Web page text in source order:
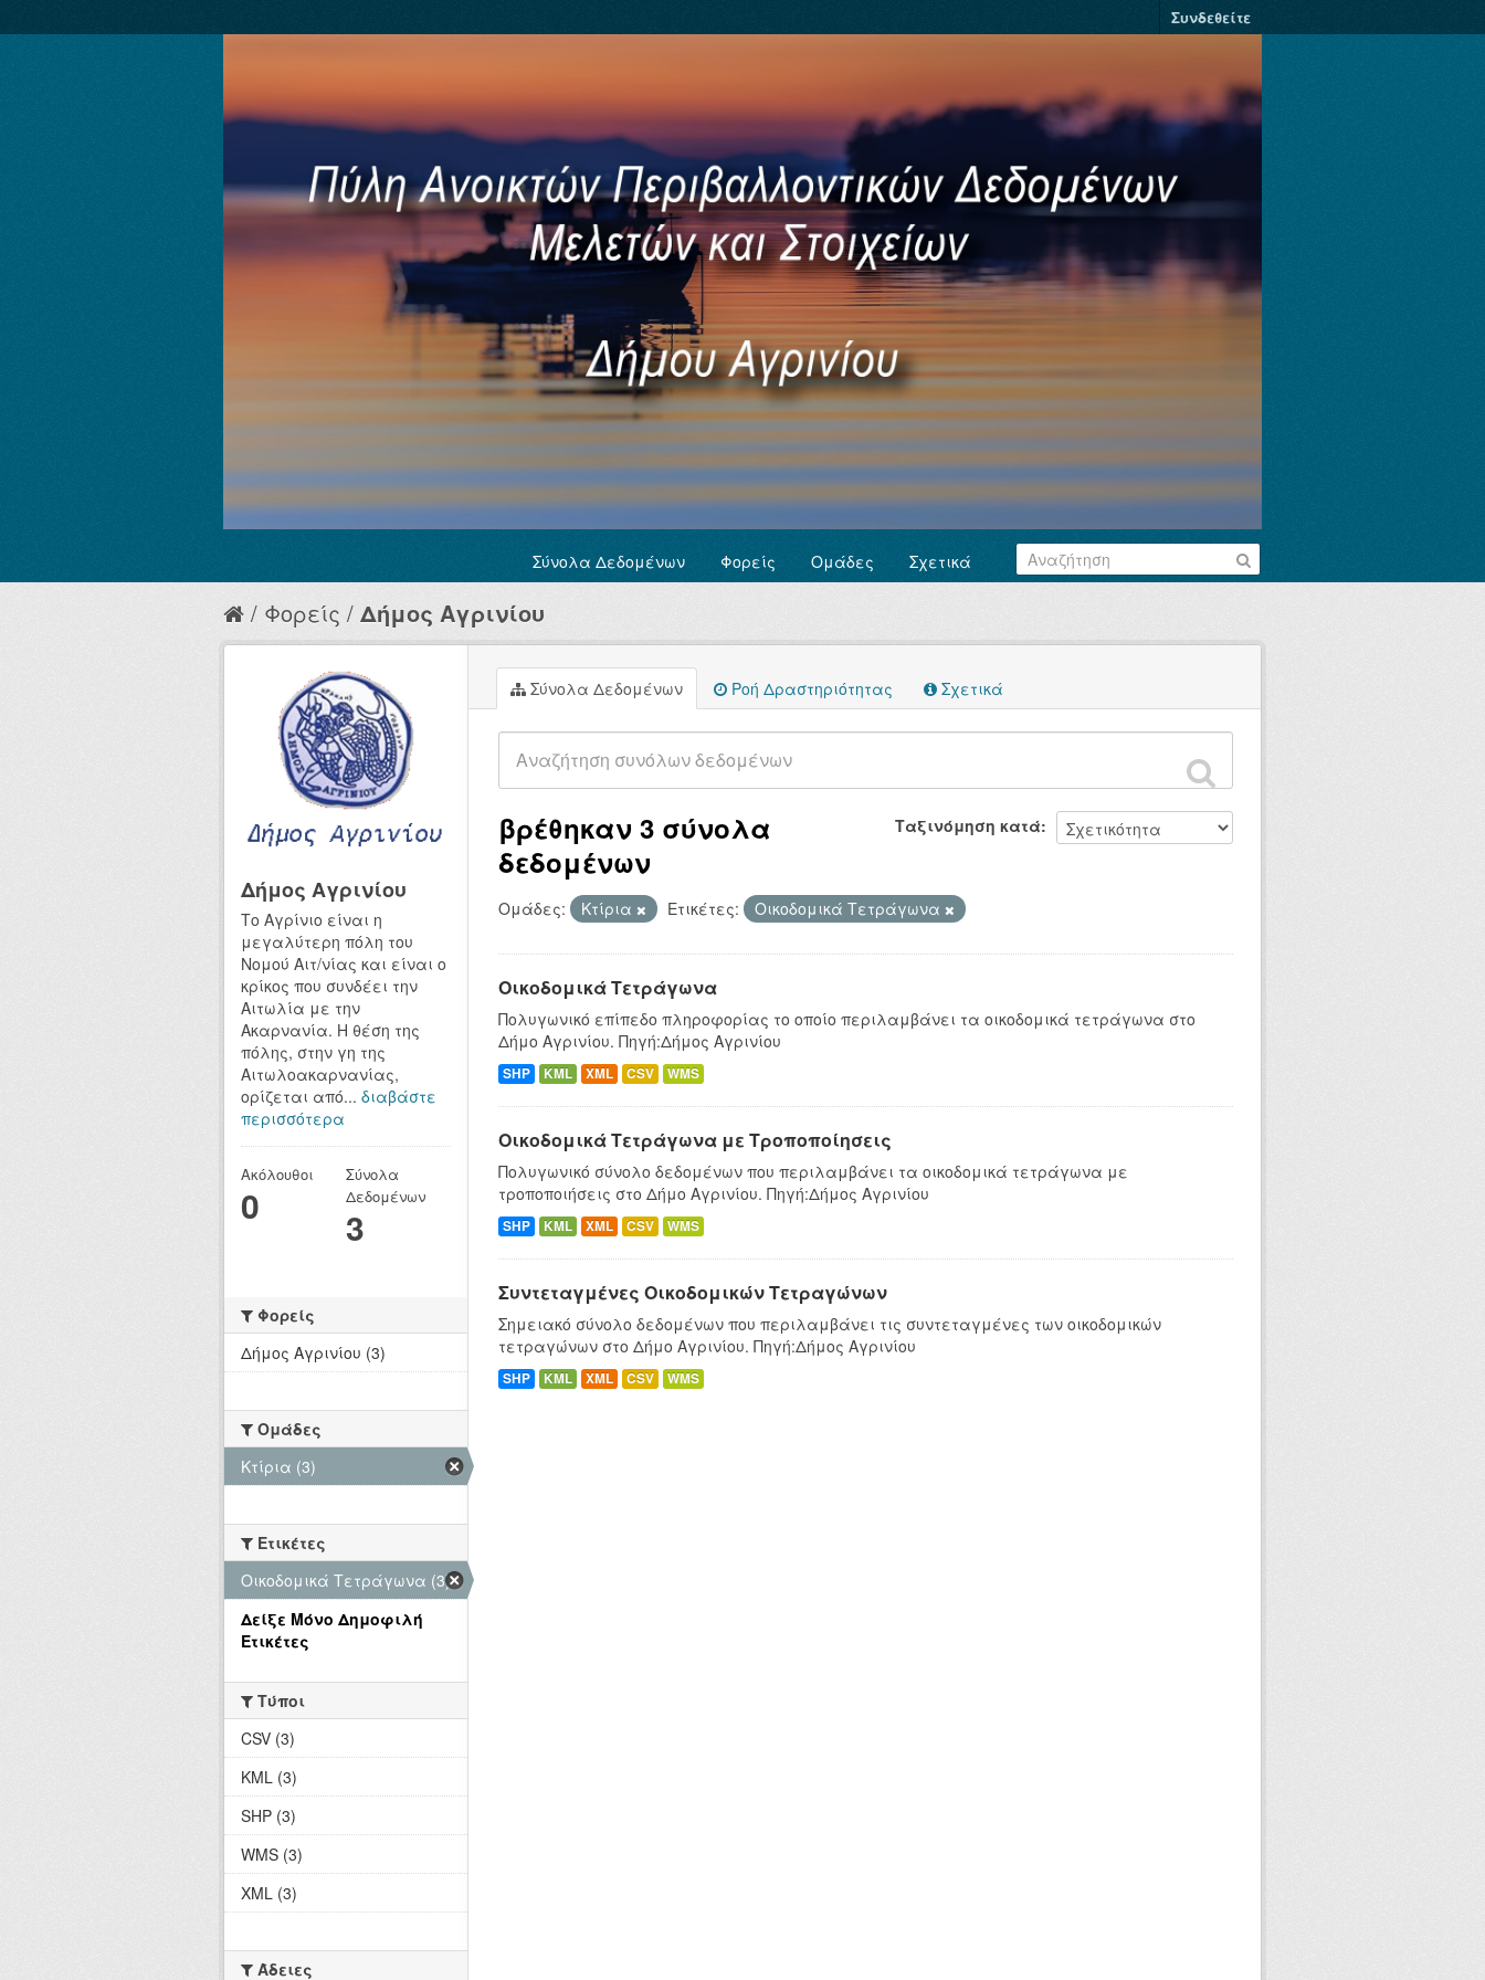
Συνδεθείτε
Σύνολα Δεδομένων Φορείς Ομάδες Σχετικά
Φορείς Δήμος Αγρινίου
Σύνολα Δεδομένων Ροή Δραστηριότητας Σχετικά
Ταξινόμηση κατά
βρέθηκαν 3 σύνολα
δεδομένων
Ομάδες: Κτίρια Ετικέτες: Οικοδομικά Τετράγωνα
Οικοδομικά Τετράγωνα
Πολυγωνικό επίπεδο πληροφορίας το οποίο περιλαμβάνει τα οικοδομικά τετράγωνα στο
Δήμο Αγρινίου. Πηγή:Δήμος Αγρινίου
SHP KML XML CSV WMS
Οικοδομικά Τετράγωνα με Τροποποίησεις
Πολυγωνικό σύνολο δεδομένων που περιλαμβάνει τα οικοδομικά τετράγωνα με
τροποποιήσεις στο Δήμο Αγρινίου. Πηγή:Δήμος Αγρινίου
SHP KML XML CSV WMS
Συντεταγμένες Oικοδομικών Tετραγώνων
Σημειακό σύνολο δεδομένων που περιλαμβάνει τις συντεταγμένες των οικοδομικών
τετραγώνων στο Δήμο Αγρινίου. Πηγή:Δήμος Αγρινίου
SHP KML XML CSV WMS
Δήμος Αγρινίου
Το Αγρίνιο είναι η
μεγαλύτερη πόλη του
Νομού Αιτ/νίας και είναι ο
κρίκος που συνδέει την
Αιτωλία με την
Ακαρνανία. Η θέση της
πόλης, στην γη της
Αιτωλοακαρνανίας,
ορίζεται από... διαβάστε
περισσότερα
Ακόλουθοι
0
Σύνολα
Δεδομένων
3
Φορείς
Δήμος Αγρινίου (3)
Ομάδες
Κτίρια (3)
Ετικέτες
Οικοδομικά Τετράγωνα (3)
Δείξε Μόνο Δημοφιλή
Ετικέτες
Τύποι
CSV (3)
KML (3)
SHP (3)
WMS (3)
XML (3)
Άδειες